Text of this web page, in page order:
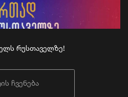
რუსთაველზე!
ჩვენება